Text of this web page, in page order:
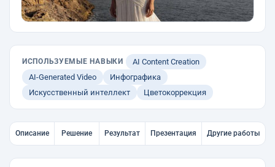
ИСПОЛЬЗУЕМЫЕ НАВЫКИ
AI Content Creation
AI-Generated Video
Инфографика
Искусственный интеллект
Цветокоррекция
Описание Решение Результат Презентация Другие работы